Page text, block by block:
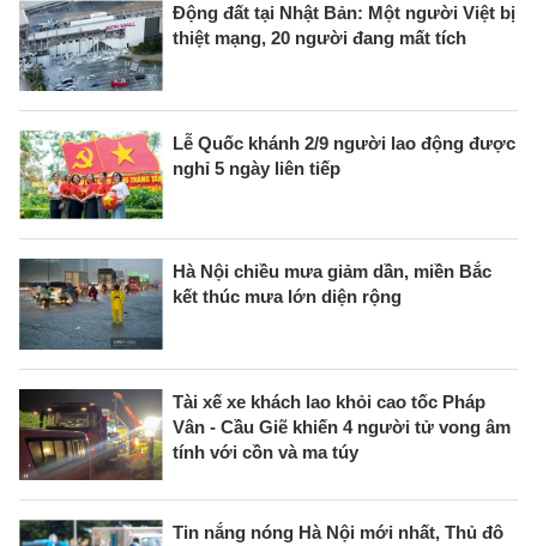
Động đất tại Nhật Bản: Một người Việt bị
thiệt mạng, 20 người đang mất tích
Lễ Quốc khánh 2/9 người lao động được
nghỉ 5 ngày liên tiếp
Hà Nội chiều mưa giảm dần, miền Bắc
kết thúc mưa lớn diện rộng
Tài xế xe khách lao khỏi cao tốc Pháp
Vân - Cầu Giẽ khiến 4 người tử vong âm
tính với cồn và ma túy
Tin nắng nóng Hà Nội mới nhất, Thủ đô